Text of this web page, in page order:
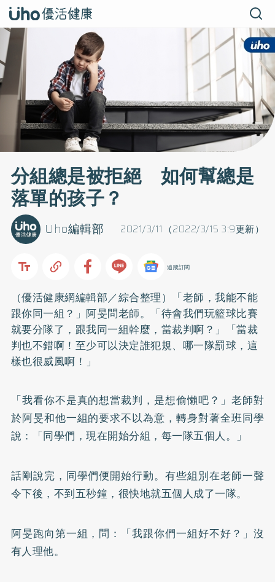
分組總是被拒絕 如何幫總是
落單的孩子？
2021/3/11（2022/3/15 3:9更新）
Uho編輯部
追蹤訂閱
（優活健康網編輯部／綜合整理）「老師，我能不能
跟你同一組？」阿旻問老師。「待會我們玩籃球比賽
就要分隊了，跟我同一組幹麼，當裁判啊？」「當裁
判也不錯啊！至少可以決定誰犯規、哪一隊罰球，這
樣也很威風啊！」
「我看你不是真的想當裁判，是想偷懶吧？」老師對
於阿旻和他一組的要求不以為意，轉身對著全班同學
說：「同學們，現在開始分組，每一隊五個人。」
話剛說完，同學們便開始行動。有些組別在老師一聲
令下後，不到五秒鐘，很快地就五個人成了一隊。
阿旻跑向第一組，問：「我跟你們一組好不好？」沒
有人理他。